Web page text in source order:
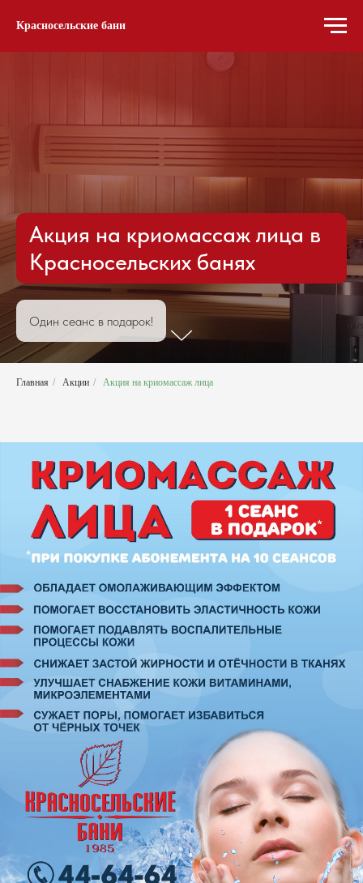
Красносельские бани
Акция на криомассаж лица в
Красносельских банях
Один сеанс в подарок!
Главная / Акции / Акция на криомассаж лица